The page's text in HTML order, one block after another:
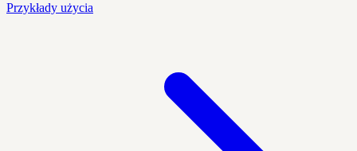
Przykłady użycia